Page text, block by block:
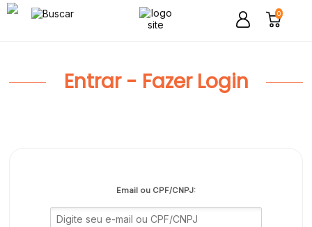
0
Entrar - Fazer Login
Email ou CPF/CNPJ: